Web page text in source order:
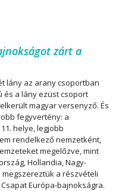
zárt a
lány az arany csoportban
és a lány ezüst csoport
magyar versenyző. És
fegyvertény: a
helye, legjobb
rendelkező nemzetként,
megelőzve, mint
Hollandia, Nagy-
megszereztük a részvételi
Európa-bajnokságra.